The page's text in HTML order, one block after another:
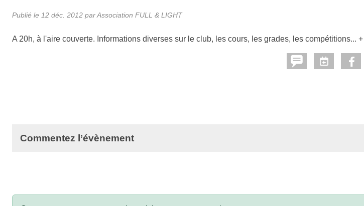
Publié le 12 déc. 2012 par Association FULL & LIGHT
A 20h, à l'aire couverte. Informations diverses sur le club, les cours, les grades, les
Commentez l’évènement